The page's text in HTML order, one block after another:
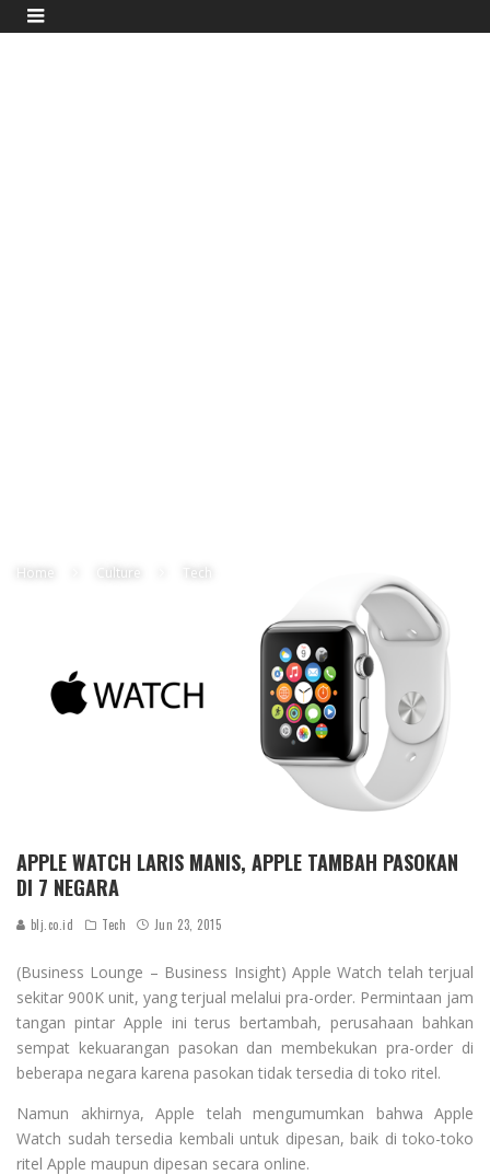
Home Culture Tech
APPLE WATCH LARIS MANIS, APPLE TAMBAH PASOKAN
DI 7 NEGARA
blj.co.id Tech Jun 23, 2015
(Business Lounge – Business Insight) Apple Watch telah terjual
sekitar 900K unit, yang terjual melalui pra-order. Permintaan jam
tangan pintar Apple ini terus bertambah, perusahaan bahkan
sempat kekuarangan pasokan dan membekukan pra-order di
beberapa negara karena pasokan tidak tersedia di toko ritel.
Namun akhirnya, Apple telah mengumumkan bahwa Apple
Watch sudah tersedia kembali untuk dipesan, baik di toko-toko
ritel Apple maupun dipesan secara online.